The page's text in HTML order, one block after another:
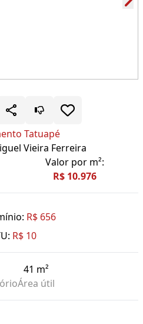
Tatuapé
Vieira Ferreira
Valor por m²:
R$ 10.976
R$ 656
R$ 10
41 m²
Área útil